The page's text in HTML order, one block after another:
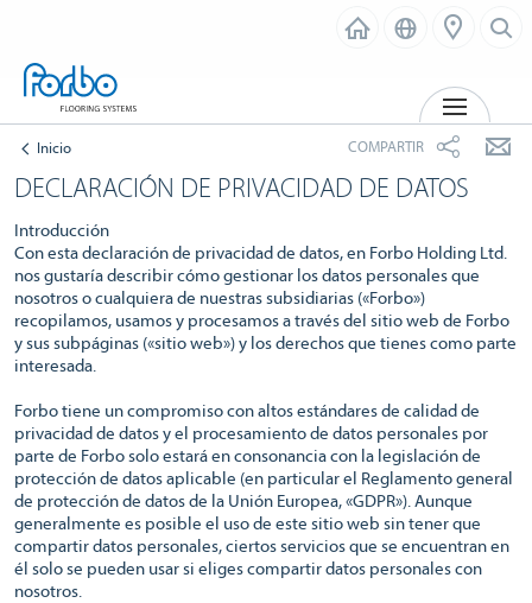
Inicio COMPARTIR
DECLARACIÓN DE PRIVACIDAD DE DATOS
Introducción
Con esta declaración de privacidad de datos, en Forbo Holding Ltd.
nos gustaría describir cómo gestionar los datos personales que
nosotros o cualquiera de nuestras subsidiarias («Forbo»)
recopilamos, usamos y procesamos a través del sitio web de Forbo
y sus subpáginas («sitio web») y los derechos que tienes como parte
interesada.
Forbo tiene un compromiso con altos estándares de calidad de
privacidad de datos y el procesamiento de datos personales por
parte de Forbo solo estará en consonancia con la legislación de
protección de datos aplicable (en particular el Reglamento general
de protección de datos de la Unión Europea, «GDPR»). Aunque
generalmente es posible el uso de este sitio web sin tener que
compartir datos personales, ciertos servicios que se encuentran en
él solo se pueden usar si eliges compartir datos personales con
nosotros.